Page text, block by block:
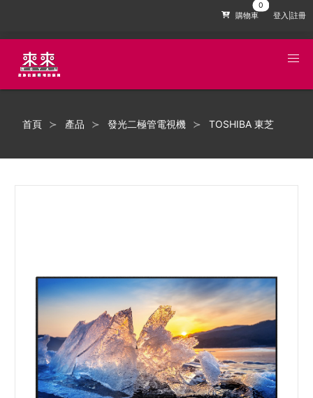
購物車 登入|註冊
首頁 產品 發光二極管電視機 TOSHIBA 東芝